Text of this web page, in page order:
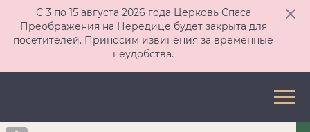
С 3 по 15 августа 2026 года Церковь Спаса
Преображения на Нередице будет закрыта для
посетителей. Приносим извинения за временные
неудобства.